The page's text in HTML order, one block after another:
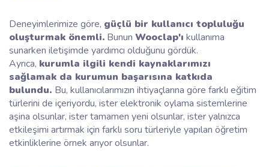
Deneyimlerimize göre, güçlü bir kullanıcı topluluğu
oluşturmak önemli. Bunun Wooclap'ı kullanıma
sunarken iletişimde yardımcı olduğunu gördük.
Ayrıca, kurumla ilgili kendi kaynaklarımızı
sağlamak da kurumun başarısına katkıda
bulundu. Bu, kullanıcılarımızın ihtiyaçlarına göre farklı eğitim
türlerini de içeriyordu, ister elektronik oylama sistemlerine
aşina olsunlar, ister tamamen yeni olsunlar, ister yalnızca
etkileşimi artırmak için farklı soru türleriyle yapılan öğretim
etkinliklerine örnek arıyor olsunlar.